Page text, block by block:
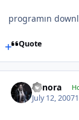
programın
Quote
Cynora
July 12, 2007